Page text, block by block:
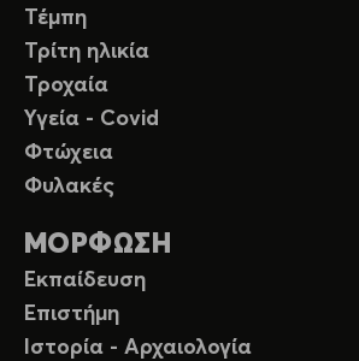
Τέμπη
Τρίτη ηλικία
Τροχαία
Υγεία - Covid
Φτώχεια
Φυλακές
ΜΟΡΦΩΣΗ
Εκπαίδευση
Επιστήμη
Ιστορία - Αρχαιολογία